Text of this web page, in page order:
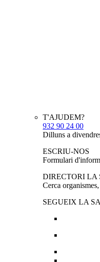
T'AJUDEM?
932 90 24 00
Dilluns a
ESCRIU-NOS
Formulari
DIRECTORI LA
Cerca
SEGUEIX LA